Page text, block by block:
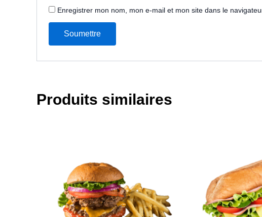
Enregistrer mon nom, mon e-mail et mon site dans le
Produits similaires